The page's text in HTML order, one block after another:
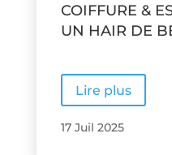
COIFFURE &
UN HAIR DE
Lire plus
17 Juil 2025